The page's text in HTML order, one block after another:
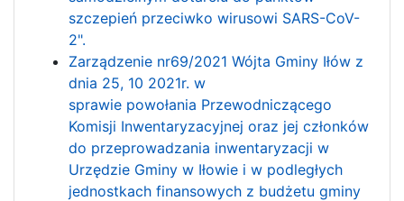
szczepień przeciwko wirusowi SARS-CoV-
2".
Zarządzenie nr69/2021 Wójta Gminy Iłów z
dnia 25, 10 2021r. w
sprawie powołania Przewodniczącego
Komisji Inwentaryzacyjnej oraz jej członków
do przeprowadzania inwentaryzacji w
Urzędzie Gminy w Iłowie i w podległych
jednostkach finansowych z budżetu gminy